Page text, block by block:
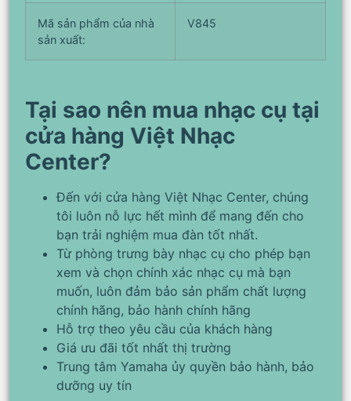
Mã sản phẩm của nhà
sản xuất:
V845
Tại sao nên mua nhạc cụ tại
cửa hàng Việt Nhạc
Center?
Đến với cửa hàng Việt Nhạc Center, chúng
tôi luôn nỗ lực hết mình để mang đến cho
bạn trải nghiệm mua đàn tốt nhất.
Từ phòng trưng bày nhạc cụ cho phép bạn
xem và chọn chính xác nhạc cụ mà bạn
muốn, luôn đảm bảo sản phẩm chất lượng
chính hãng, bảo hành chính hãng
Hỗ trợ theo yêu cầu của khách hàng
Giá ưu đãi tốt nhất thị trường
Trung tâm Yamaha ủy quyền bảo hành, bảo
dưỡng uy tín